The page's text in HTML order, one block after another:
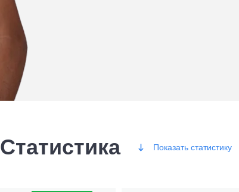
Статистика Показатьстатистику